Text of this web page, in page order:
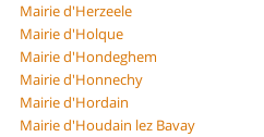
Mairie d'Herzeele
Mairie d'Holque
Mairie d'Hondeghem
Mairie d'Honnechy
Mairie d'Hordain
Mairie d'Houdain lez Bavay